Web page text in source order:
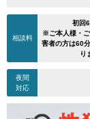
相談料
初回
※ご本人様・
害者の方は60
り
夜間
対応